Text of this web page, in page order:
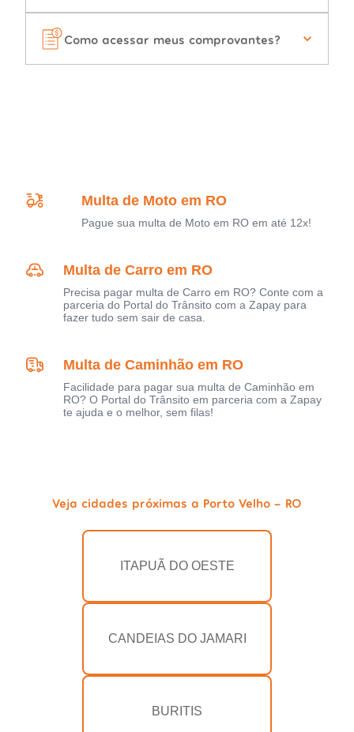
Como acessar meus comprovantes?
Multa de Moto em RO
Pague sua multa de Moto em RO em até 12x!
Multa de Carro em RO
Precisa pagar multa de Carro em RO? Conte com a
parceria do Portal do Trânsito com a Zapay para
fazer tudo sem sair de casa.
Multa de Caminhão em RO
Facilidade para pagar sua multa de Caminhão em
RO? O Portal do Trânsito em parceria com a Zapay
te ajuda e o melhor, sem filas!
Veja cidades próximas a Porto Velho - RO
ITAPUÃ DO OESTE
CANDEIAS DO JAMARI
BURITIS